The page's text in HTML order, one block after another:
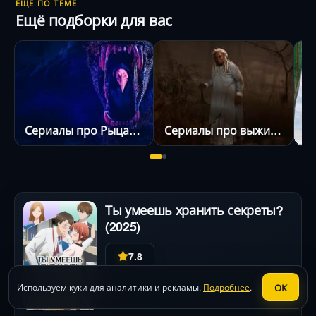
ЕЩЁ ПО ТЕМЕ
Ещё подборки для вас
Сериалы про Рыцарей Сериалы про выживание
Ты умеешь хранить секреты?
(2025)
7.8
комедия,мелодрама, мультфильм
Япония
Используем куки для аналитики и рекламы. Подробнее. ОК